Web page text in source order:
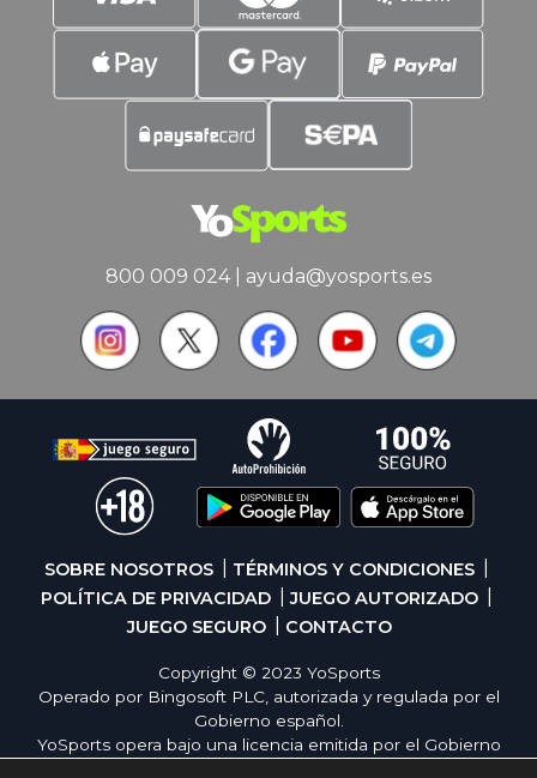
800 009 024| ayuda@yosports.es
SOBRE NOSOTROS
TÉRMINOS Y CONDICIONES
POLÍTICA DE PRIVACIDAD
JUEGO AUTORIZADO
JUEGO SEGURO
CONTACTO
Copyright © 2023 YoSports
Operado por Bingosoft PLC, autorizada y regulada por el
Gobierno español.
YoSports opera bajo una licencia emitida por el Gobierno